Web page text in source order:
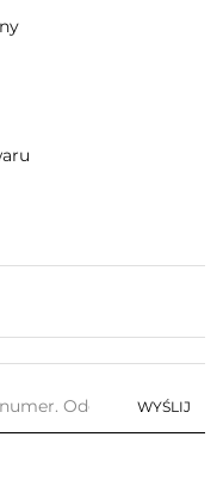
WYŚLIJ